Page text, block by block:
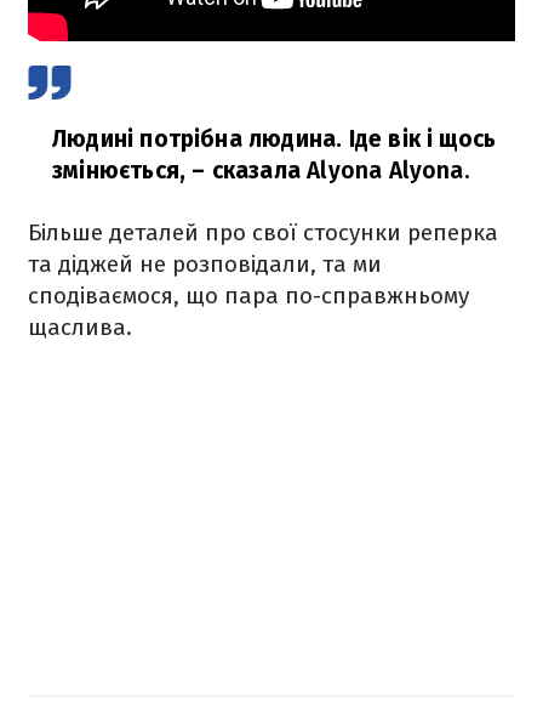
Людині потрібна людина. Іде вік і щось
змінюється, – сказалаAlyona Alyona.
Більше деталей про свої стосунки реперка
та діджей не розповідали, та ми
сподіваємося, що пара по-справжньому
щаслива.